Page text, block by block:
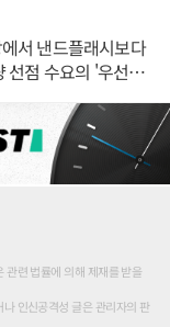
서 낸드플래시보다
선점 수요의 '우선순
관련 법률에 의해 제재를 받을
인신공격성 글은 관리자의 판